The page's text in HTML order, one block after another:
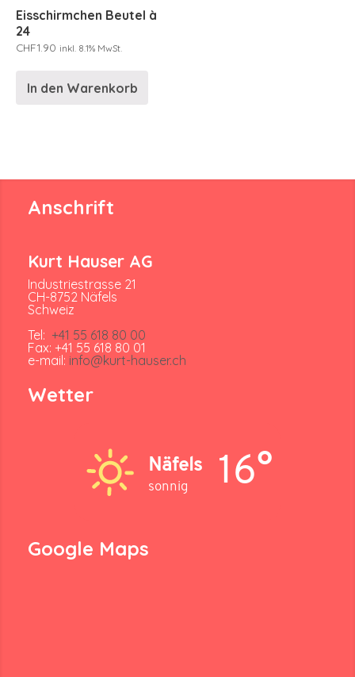
Eisschirmchen Beutel à
24
CHF1.90 inkl. 8.1% MwSt.
In den Warenkorb
Anschrift
Kurt Hauser AG
Industriestrasse 21
CH-8752 Näfels
Schweiz
Tel: +41 55 618 80 00
Fax: +41 55 618 80 01
e-mail: info@kurt-hauser.ch
Wetter
Näfels
sonnig 16°
Google Maps